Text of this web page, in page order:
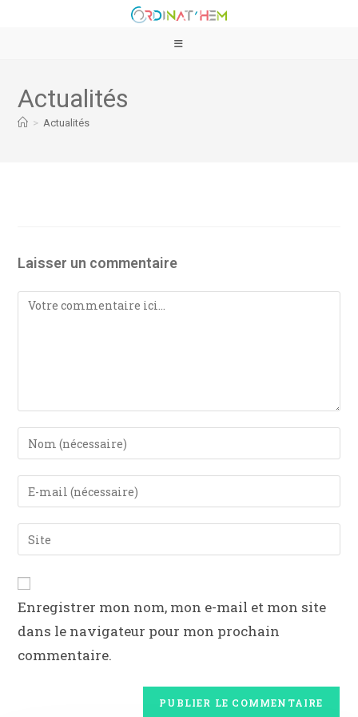
Actualités
> Actualités
Laisser un commentaire
Enregistrer mon nom, mon e-mail et mon site
dans le navigateur pour mon prochain
commentaire.